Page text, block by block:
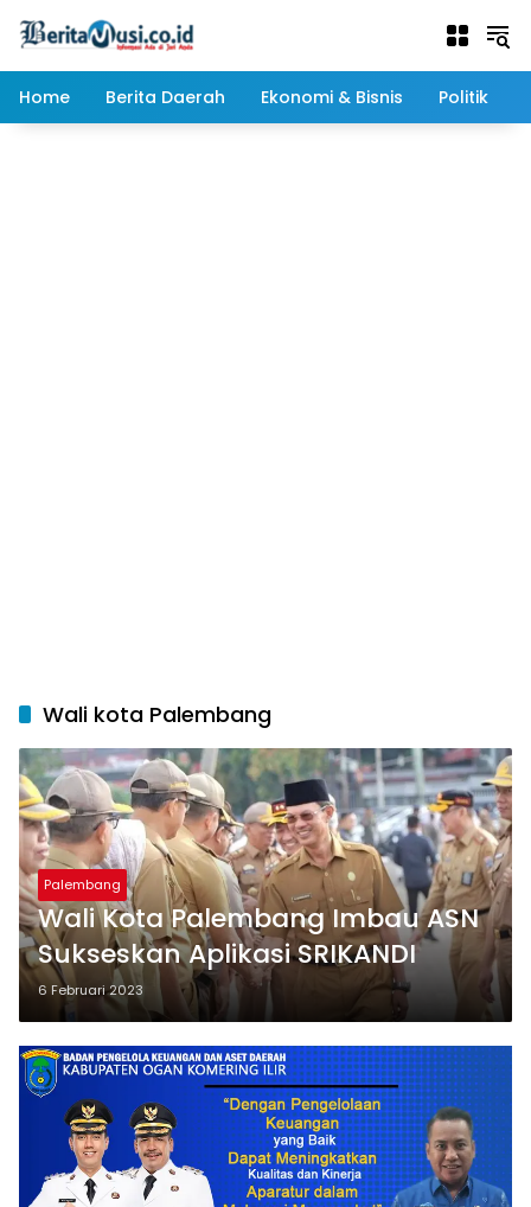
Home
Berita Daerah Ekonomi & Bisnis Politik
Wali kota Palembang
Palembang
Wali Kota Palembang Imbau ASN
Sukseskan Aplikasi SRIKANDI
6 Februari 2023